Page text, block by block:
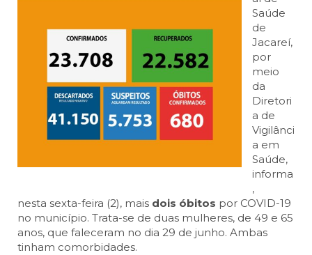
Saúde
de
Jacareí,
por
meio
da
Diretori
a de
Vigilânci
a em
Saúde,
informa
,
nesta sexta-feira (2), mais dois óbitos por COVID-19
no município. Trata-se de duas mulheres, de 49 e 65
anos, que faleceram no dia 29 de junho. Ambas
tinham comorbidades.